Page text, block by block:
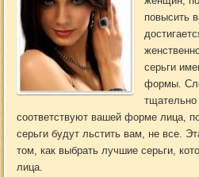
повысить
серьги
формы.
тщательно
соответствуют вашей форме лица,
серьги будут льстить вам, не все.
том, как выбрать лучшие серьги,
лица.